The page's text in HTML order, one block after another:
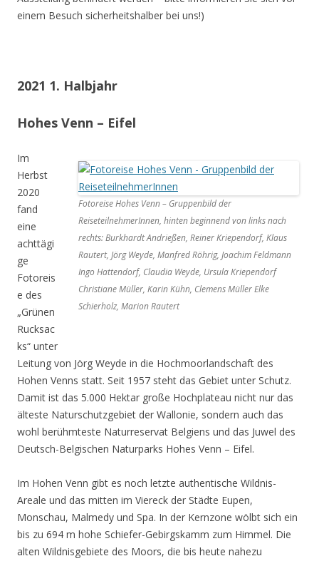
einem Besuch sicherheitshalber bei uns!)
2021 1. Halbjahr
Hohes Venn – Eifel
Fotoreise Hohes Venn – Gruppenbild der
ReiseteilnehmerInnen, hinten beginnend von links nach
rechts: Burkhardt Andrießen, Reiner Kriependorf, Klaus
Rautert, Jörg Weyde, Manfred Röhrig, Joachim Feldmann
Ingo Hattendorf, Claudia Weyde, Ursula Kriependorf
Christiane Müller, Karin Kühn, Clemens Müller Elke
Schierholz, Marion Rautert
Im
Herbst
2020
fand
eine
achttägi
ge
Fotoreis
e des
„Grünen
Rucksac
ks“ unter
Leitung von Jörg Weyde in die Hochmoorlandschaft des
Hohen Venns statt. Seit 1957 steht das Gebiet unter Schutz.
Damit ist das 5.000 Hektar große Hochplateau nicht nur das
älteste Naturschutzgebiet der Wallonie, sondern auch das
wohl berühmteste Naturreservat Belgiens und das Juwel des
Deutsch-Belgischen Naturparks Hohes Venn – Eifel.
Im Hohen Venn gibt es noch letzte authentische Wildnis-
Areale und das mitten im Viereck der Städte Eupen,
Monschau, Malmedy und Spa. In der Kernzone wölbt sich ein
bis zu 694 m hohe Schiefer-Gebirgskamm zum Himmel. Die
alten Wildnisgebiete des Moors, die bis heute nahezu